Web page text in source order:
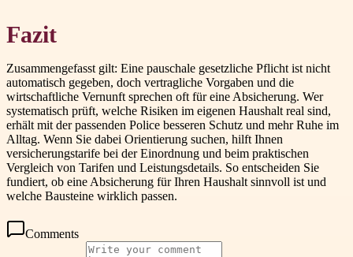
Fazit
Zusammengefasst gilt: Eine pauschale gesetzliche Pflicht ist nicht
automatisch gegeben, doch vertragliche Vorgaben und die
wirtschaftliche Vernunft sprechen oft für eine Absicherung. Wer
systematisch prüft, welche Risiken im eigenen Haushalt real sind,
erhält mit der passenden Police besseren Schutz und mehr Ruhe im
Alltag. Wenn Sie dabei Orientierung suchen, hilft Ihnen
versicherungstarife bei der Einordnung und beim praktischen
Vergleich von Tarifen und Leistungsdetails. So entscheiden Sie
fundiert, ob eine Absicherung für Ihren Haushalt sinnvoll ist und
welche Bausteine wirklich passen.
Comments